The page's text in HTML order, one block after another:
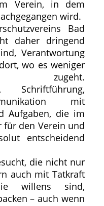
Verein, in dem
wird.
Bad
daher dringend
Verantwortung
wo es weniger
zugeht.
Schriftführung,
mit
Aufgaben, die im
für den Verein und
entscheidend
die nicht nur
auch mit Tatkraft
willens sind,
– auch wenn